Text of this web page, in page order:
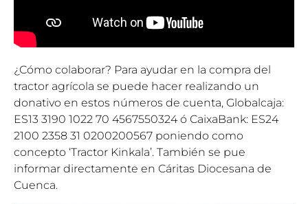
¿Cómo colaborar? Para ayudar en la compra del
tractor agrícola se puede hacer realizando un
donativo en estos números de cuenta, Globalcaja:
ES13 3190 1022 70 4567550324 ó CaixaBank: ES24
2100 2358 31 0200200567 poniendo como
concepto ‘Tractor Kinkala’. También se pue
informar directamente en Cáritas Diocesana de
Cuenca.